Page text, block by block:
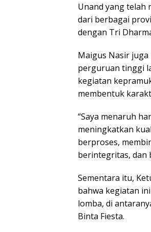
Unand yang telah
dari berbagai
dengan Tri
Maigus Nasir
perguruan tinggi
kegiatan
membentuk
“Saya menaruh
meningkatkan
berproses,
berintegritas, dan
Sementara itu,
bahwa kegiatan
lomba, di
Binta Fiesta.